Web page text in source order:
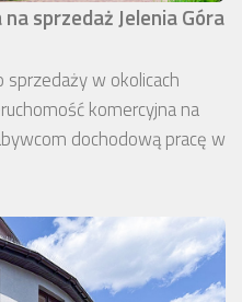
sprzedaż Jelenia Góra
w okolicach
komercyjna na
dochodową pracę w